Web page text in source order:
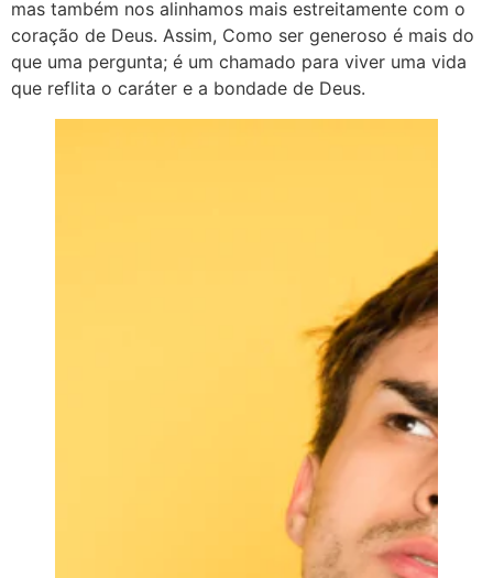
mas também nos alinhamos mais estreitamente com o
coração de Deus. Assim, Como ser generoso é mais do
que uma pergunta; é um chamado para viver uma vida
que reflita o caráter e a bondade de Deus.